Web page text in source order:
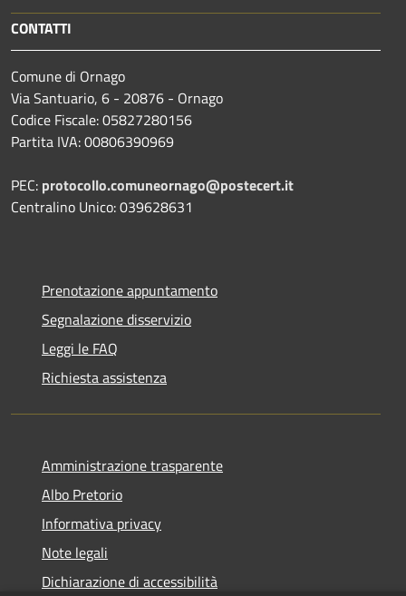
CONTATTI
Comune di Ornago
Via Santuario, 6 - 20876 - Ornago
Codice Fiscale: 05827280156
Partita IVA: 00806390969
PEC: protocollo.comuneornago@postecert.it
Centralino Unico: 039628631
Prenotazione appuntamento
Segnalazione disservizio
Leggi le FAQ
Richiesta assistenza
Amministrazione trasparente
Albo Pretorio
Informativa privacy
Note legali
Dichiarazione di accessibilità